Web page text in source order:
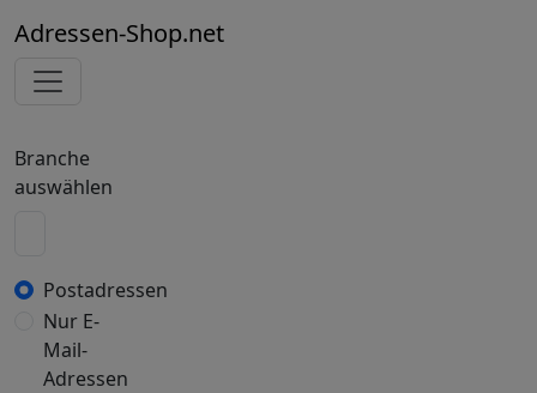
Adressen-Shop.net
Branche
auswählen
Postadressen
Nur E-
Mail-
Adressen